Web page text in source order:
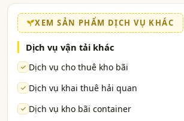
XEM SẢN PHẨM DỊCH VỤ KHÁC
Dịch vụ vận tải khác
Dịch vụ cho thuê kho bãi
Dịch vụ khai thuê hải quan
Dịch vụ kho bãi container